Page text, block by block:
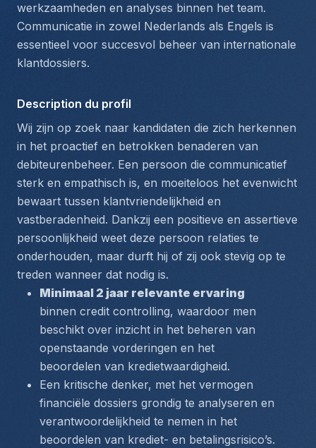
werkzaamheden en analyses binnen het team.
Communicatie in zowel Nederlands als Engels is
essentieel voor succesvol beheer van internationale
klantdossiers.
Description du profil
Wij zijn op zoek naar kandidaten die zich herkennen
in het proactief en betrokken benaderen van
debiteurenbeheer. Een persoon die communicatief
sterk en empathisch is, en moeiteloos het evenwicht
bewaart tussen klantvriendelijkheid en
vastberadenheid. Dankzij een positieve en assertieve
persoonlijkheid weet deze persoon relaties te
onderhouden, maar durft hij of zij ook stevig op te
treden wanneer dat nodig is.
Minimaal 2 jaar relevante ervaring
binnen credit controlling, waardoor men
beschikt over inzicht in het beheren van
openstaande vorderingen en het
beoordelen van kredietwaardigheid.
Een kritische denker, met het vermogen
financiële dossiers grondig te analyseren en
verantwoordelijkheid te nemen in het
beoordelen van krediet- en betalingsrisico’s.